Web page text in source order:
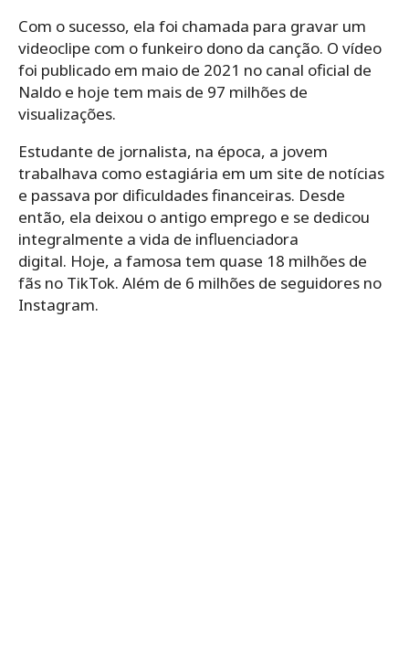
Com o sucesso, ela foi chamada para gravar um
videoclipe com o funkeiro dono da canção. O vídeo
foi publicado em maio de 2021 no canal oficial de
Naldo e hoje tem mais de 97 milhões de
visualizações.
Estudante de jornalista, na época, a jovem
trabalhava como estagiária em um site de notícias
e passava por dificuldades financeiras. Desde
então, ela deixou o antigo emprego e se dedicou
integralmente a vida de influenciadora
digital. Hoje, a famosa tem quase 18 milhões de
fãs no TikTok. Além de 6 milhões de seguidores no
Instagram.